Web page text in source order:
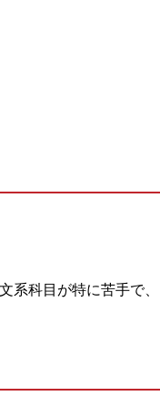
系科目が特に苦手で、